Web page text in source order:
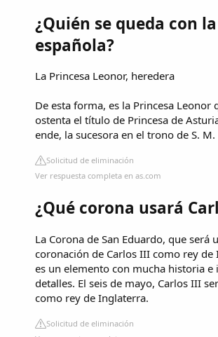
¿Quién se queda con
española?
La Princesa Leonor, heredera
De esta forma, es la Princesa Leonor
ostenta el título de Princesa de
ende, la sucesora en el trono de S. M.
Solicitud de eliminación
Ver respuesta completa en as.com
¿Qué corona usará
La Corona de San Eduardo, que será
coronación de Carlos III como rey de
es un elemento con mucha historia e
detalles. El seis de mayo, Carlos III
como rey de Inglaterra.
Solicitud de eliminación